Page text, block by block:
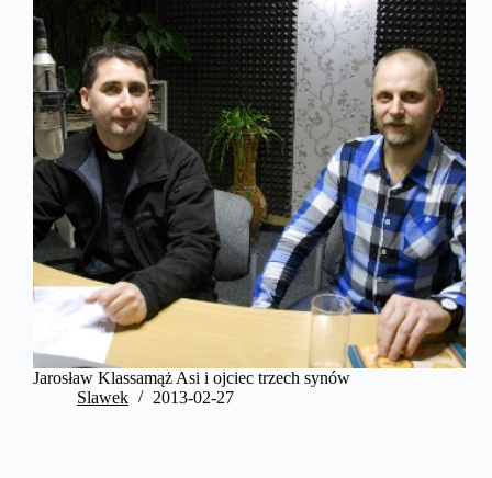
Jarosław Klassamąż Asi i ojciec trzech synów
Slawek
2013-02-27